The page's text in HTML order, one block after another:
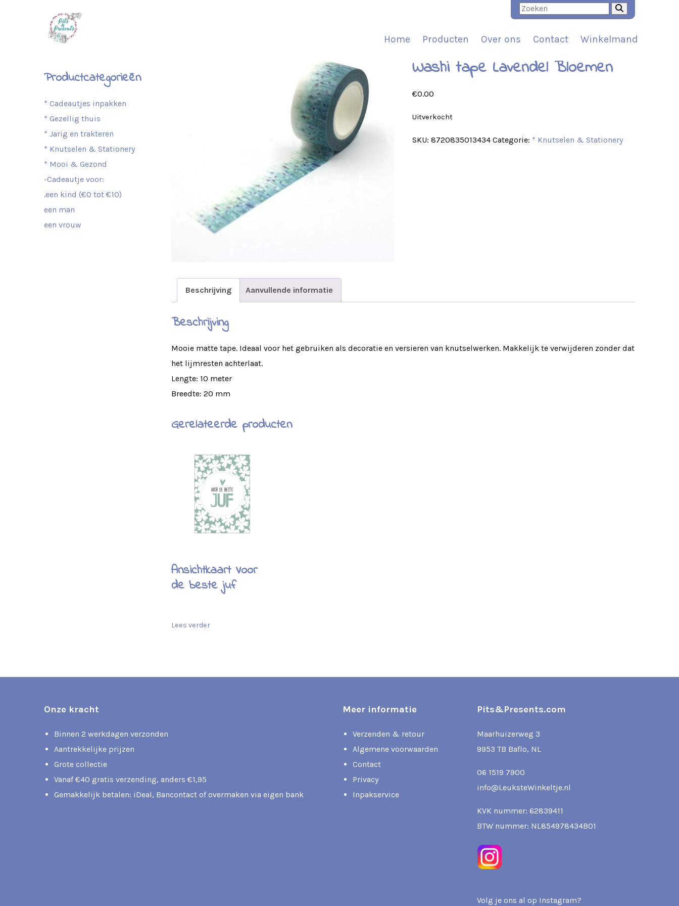
Home Producten Over ons Contact Winkelmand
Washi tape Lavendel Bloemen
€0.00
Uitverkocht
SKU:8720835013434 Categorie: * Knutselen & Stationery
Beschrijving Aanvullende informatie
Beschrijving
Mooie matte tape. Ideaal voor het gebruiken als decoratie en versieren van knutselwerken. Makkelijk te verwijderen zonder dat
het lijmresten achterlaat.
Lengte: 10 meter
Breedte: 20 mm
Gerelateerde producten
Ansichtkaart Voor
de beste juf
Lees verder
Productcategorieën
* Cadeautjes inpakken
* Gezellig thuis
* Jarig en trakteren
* Knutselen & Stationery
* Mooi & Gezond
-Cadeautje voor:
.een kind (€0 tot €10)
een man
een vrouw
Onze kracht
Binnen 2 werkdagen verzonden
Aantrekkelijke prijzen
Grote collectie
Vanaf €40 gratis verzending, anders €1,95
Gemakkelijk betalen: iDeal, Bancontact of overmaken via eigen bank
Meer informatie
Verzenden & retour
Algemene voorwaarden
Contact
Privacy
Inpakservice
Pits&Presents.com
Maarhuizerweg 3
9953 TB Baflo, NL
06 1519 7900
info@LeuksteWinkeltje.nl
KVK nummer: 62839411
BTW nummer: NL854978434B01
Volg je ons al op Instagram?